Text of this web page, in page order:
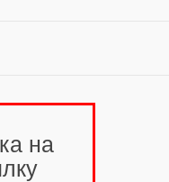
на